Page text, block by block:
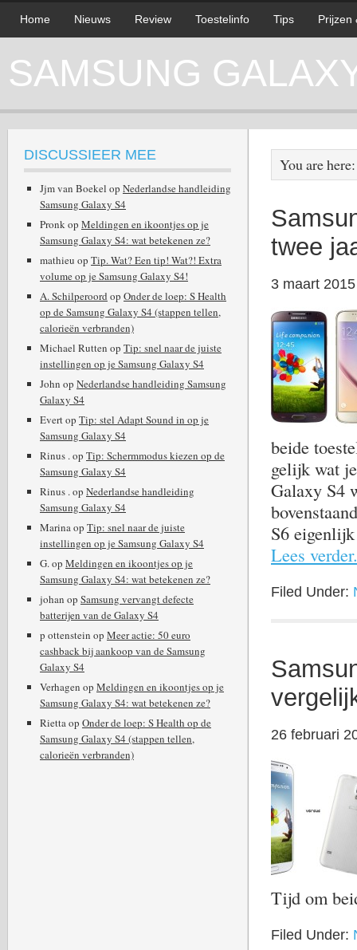
Home Nieuws Review Toestelinfo Tips Prijzen
SAMSUNG
You are
twee
3 maart 2015
beide
gelijk wat
Galaxy S4
S6
Lees
Filed Under:
26 februari
Tijd om
Filed Under:
DISCUSSIEER MEE
Jjm van Boekel op Nederlandse handleiding
Samsung Galaxy S4
Pronkop Meldingen en ikoontjes op je
Samsung Galaxy S4: wat betekenen ze?
mathieu op Tip. Wat? Een tip! Wat?! Extra
volume op je Samsung Galaxy S4!
A. Schilperoord op Onder de loep: S Health
op de Samsung Galaxy S4 (stappen tellen,
calorieën verbranden)
Michael Rutten op Tip: snel naar de juiste
instellingen op je Samsung Galaxy S4
John op Nederlandse handleiding Samsung
Galaxy S4
Evertop Tip: stel Adapt Sound in op je
Samsung Galaxy S4
Rinus .op Tip: Schermmodus kiezen op de
Samsung Galaxy S4
Rinus .op Nederlandse handleiding
Samsung Galaxy S4
Marinaop Tip: snel naar de juiste
instellingen op je Samsung Galaxy S4
G.op Meldingen en ikoontjes op je
Samsung Galaxy S4: wat betekenen ze?
johan op Samsung vervangt defecte
batterijen van de Galaxy S4
p ottenstein op Meer actie: 50 euro
cashback bij aankoop van de Samsung
Galaxy S4
Verhagen op Meldingen en ikoontjes op je
Samsung Galaxy S4: wat betekenen ze?
Riettaop Onder de loep: S Health op de
Samsung Galaxy S4 (stappen tellen,
calorieën verbranden)